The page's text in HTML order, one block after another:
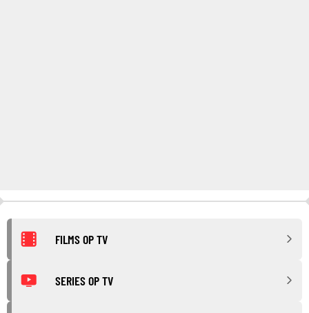
FILMS OP TV
SERIES OP TV